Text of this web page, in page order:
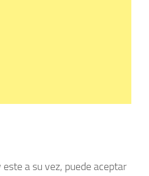
a su vez, puede aceptar